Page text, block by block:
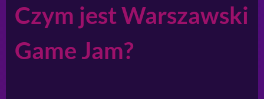
Czym jest Warszawski
Game Jam?